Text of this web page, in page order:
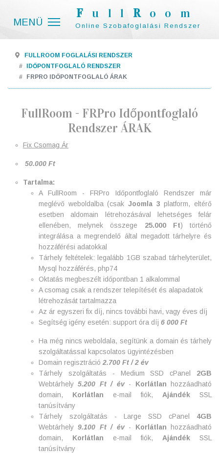
F ull R oom
Online Szobafoglalási Rendszer
FULLROOM FOGLALÁSI RENDSZER
IDŐPONTFOGLALÓ RENDSZER
FRPRO IDŐPONTFOGLALÓ ÁRAK
FullRoom - FRPro Időpontfoglaló
Rendszer ÁRAK
Fix Csomag Ár
50.000 Ft
Tartalma:
A FullRoom - FRPro Időpontfoglaló Rendszer már
meglévő weboldalba (csak Joomla 3 platform, eltérő
esetben aldomain létrehozásával lehetséges felár
ellenében, melynek összege 25.000 Ft) történő
integrálása a megrendelő által megadott tárhelyre és
hozzáférési adatokkal
Tárhely feltételek: legalább 1GB szabad tárhelyterület,
Mysql hozzáférés, php74
Oktatás megbeszélt időpontban 1 alkalommal
A csomag csak a rendszer telepítését és alapadatok
létrehozását tartalmazza
Az ár egyszeri fix díj, nincs további havi, vagy éves díj
Segítség igény esetén: support óra díj 6 000 Ft
Ha még nincs weboldala, segítünk a domain és tárhely
szolgáltatással kapcsolatos ügyintézésben
Domain regisztráció 2.700 Ft / 2 év
Tárhely szolgáltatás - Medium SSD cPanel 2GB
Webtárhely5.200 Ft / év- Korlátlan hozzáadható
domain, Korlátlan e-mail fiók, Ajándék SSL
tanúsítvány
Tárhely szolgáltatás - Large SSD cPanel 4GB
Webtárhely9.100 Ft / év- Korlátlan hozzáadható
domain, Korlátlan e-mail fiók, Ajándék SSL
tanúsítvány